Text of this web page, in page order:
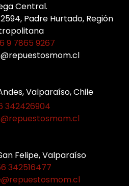
Central.
Padre Hurtado, Región
9 7865 9267
Valparaíso, Chile
342426904
Felipe, Valparaíso
342516477